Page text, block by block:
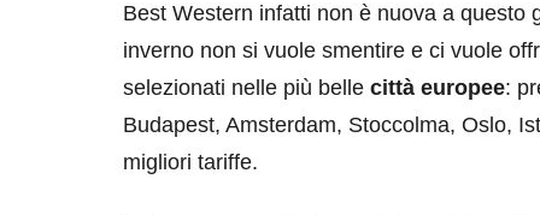
Best Western infatti non è nuova a questo
inverno non si vuole smentire e ci vuole
selezionati nelle più belle città europee:
Budapest, Amsterdam, Stoccolma, Oslo,
migliori tariffe.